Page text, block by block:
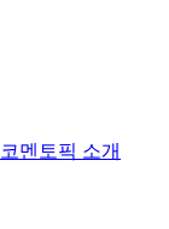
코멘토픽 소개